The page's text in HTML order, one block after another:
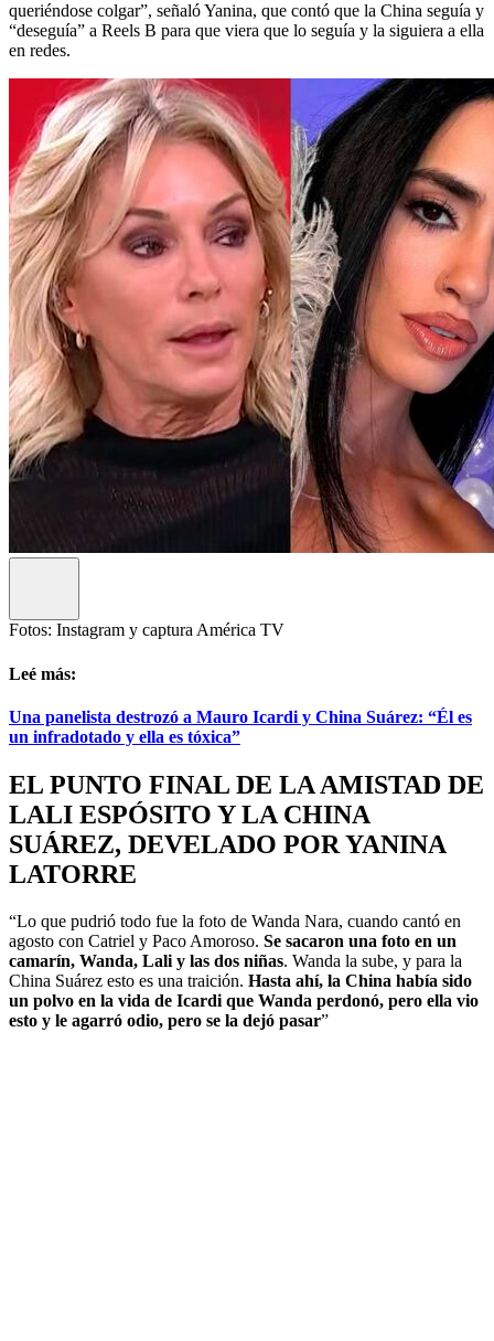
queriéndose colgar”, señaló Yanina, que contó que la China seguía y
“deseguía” a Reels B para que viera que lo seguía y la siguiera a ella
en redes.
Fotos: Instagram y captura América TV
Leé más:
Una panelista destrozó a Mauro Icardi y China Suárez: “Él es
un infradotado y ella es tóxica”
EL PUNTO FINAL DE LA AMISTAD DE
LALI ESPÓSITO Y LA CHINA
SUÁREZ, DEVELADO POR YANINA
LATORRE
“Lo que pudrió todo fue la foto de Wanda Nara, cuando cantó en
agosto con Catriel y Paco Amoroso. Se sacaron una foto en un
camarín, Wanda, Lali y las dos niñas. Wanda la sube, y para la
China Suárez esto es una traición. Hasta ahí, la China había sido
un polvo en la vida de Icardi que Wanda perdonó, pero ella vio
esto y le agarró odio, pero se la dejó pasar”